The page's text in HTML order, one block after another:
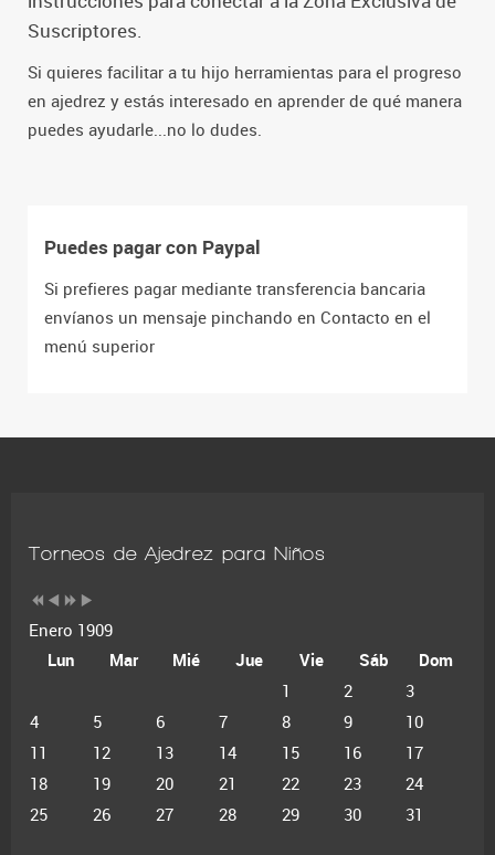
Suscriptores.
Si quieres facilitar a tu hijo herramientas para el progreso
en ajedrez y estás interesado en aprender de qué manera
puedes ayudarle...no lo dudes.
Puedes pagar con Paypal
Si prefieres pagar mediante transferencia bancaria
envíanos un mensaje pinchando en Contacto en el
menú superior
Torneos de Ajedrez para Niños
Enero 1909
Lun
Mar Mié Jue Vie Sáb
Dom
1
2
3
4
5 6 7 8 9
10
11
12 13 14 15 16
17
18
19 20 21 22 23
24
25
26 27 28 29 30 31